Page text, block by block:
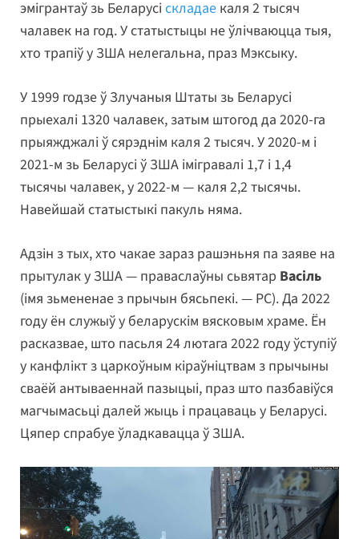
эмігрантаў зь Беларусіскладае каля 2 тысяч
чалавек на год. У статыстыцы не ўлічваюцца тыя,
хто трапіў у ЗША нелегальна, праз Мэксыку.
У 1999 годзе ў Злучаныя Штаты зь Беларусі
прыехалі 1320 чалавек, затым штогод да 2020-га
прыяжджалі ў сярэднім каля 2 тысяч. У 2020-м і
2021-м зь Беларусі ў ЗША імігравалі 1,7 і 1,4
тысячы чалавек, у 2022-м — каля 2,2 тысячы.
Навейшай статыстыкі пакуль няма.
Адзін з тых, хто чакае зараз рашэньня па заяве на
прытулак у ЗША — праваслаўны сьвятар Васіль
(імя зьмененае з прычын бясьпекі. — РС). Да 2022
году ён служыў у беларускім вясковым храме. Ён
расказвае, што пасьля 24 лютага 2022 году ўступіў
у канфлікт з царкоўным кіраўніцтвам з прычыны
сваёй антываеннай пазыцыі, праз што пазбавіўся
магчымасьці далей жыць і працаваць у Беларусі.
Цяпер спрабуе ўладкавацца ў ЗША.